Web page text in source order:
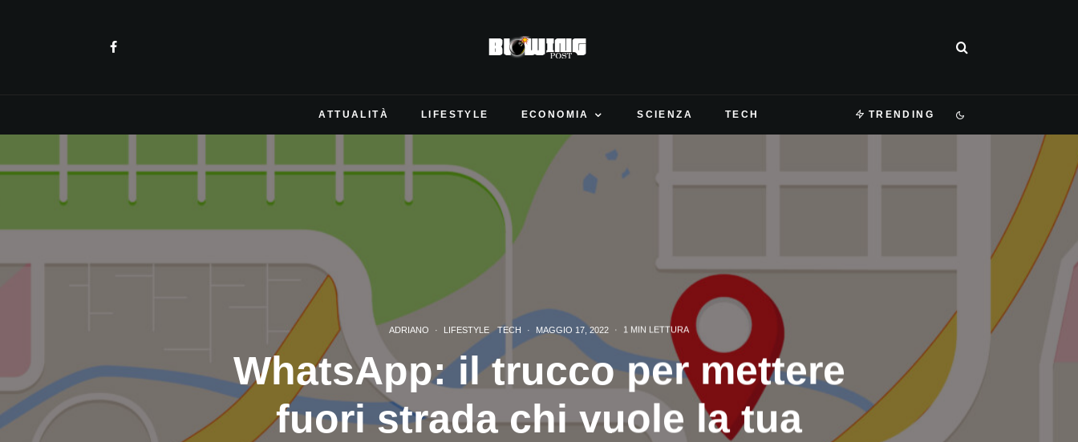
ATTUALITÀ LIFESTYLE ECONOMIA SCIENZA TECH TRENDING
ADRIANO · LIFESTYLE TECH · MAGGIO 17, 2022 · 1 MIN LETTURA
WhatsApp: il trucco per mettere
fuori strada chi vuole la tua